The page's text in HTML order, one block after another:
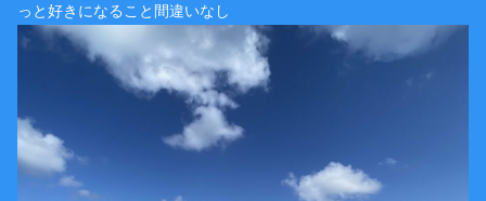
っと好きになること間違いなし